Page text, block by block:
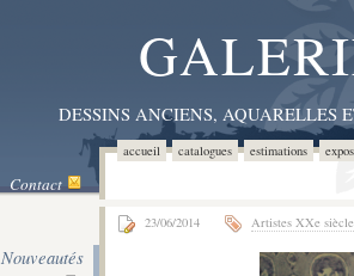
DESSINS ANCIENS,
accueil catalogues estimations
Contact
Nouveautés
23/06/2014 Artistes XXe siècle